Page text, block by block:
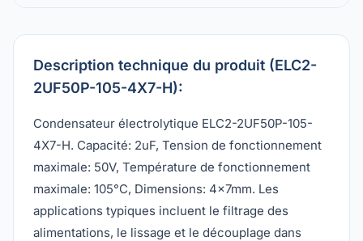
Description technique du produit (ELC2-
2UF50P-105-4X7-H):
Condensateur électrolytique ELC2-2UF50P-105-
4X7-H. Capacité: 2uF, Tension de fonctionnement
maximale: 50V, Température de fonctionnement
maximale: 105°C, Dimensions: 4x7mm. Les
applications typiques incluent le filtrage des
alimentations, le lissage et le découplage dans